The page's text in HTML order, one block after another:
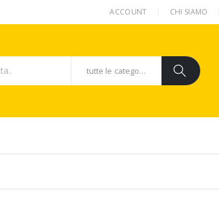
ACCOUNT CHI SIAMO
tutte le categorie